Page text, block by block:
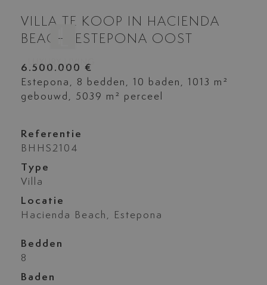
VILLA TE KOOP IN HACIENDA
BEACH, ESTEPONA OOST
6.500.000 €
Estepona, 8 bedden, 10 baden, 1013 m²
gebouwd, 5039 m² perceel
Referentie
BHHS2104
Type
Villa
Locatie
Hacienda Beach, Estepona
Bedden
8
Baden